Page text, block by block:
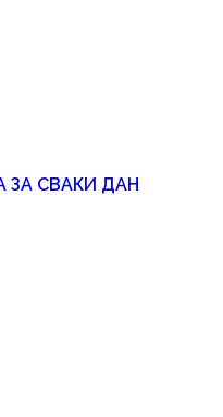
ЗА СВАКИ ДАН